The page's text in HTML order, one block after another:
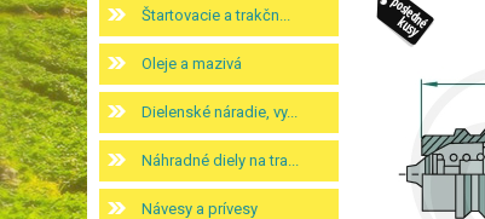
Štartovacie a trakčn...
Oleje a mazivá
Dielenské náradie, vy...
Náhradné diely na tra...
Návesy a prívesy